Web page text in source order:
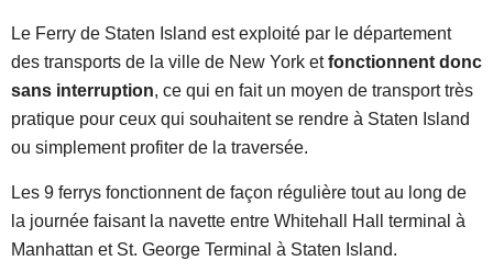
Le Ferry de Staten Island est exploité par le département
des transports de la ville de New York etfonctionnent donc
sans interruption, ce qui en fait un moyen de transport très
pratique pour ceux qui souhaitent se rendre à Staten Island
ou simplement profiter de la traversée.
Les 9 ferrys fonctionnent de façon régulière tout au long de
la journée faisant la navette entre Whitehall Hall terminal à
Manhattan et St. George Terminal à Staten Island.